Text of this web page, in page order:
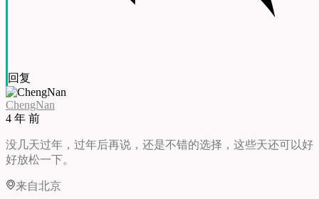
回复
ChengNan
4 年 前
没几天过年，过年后再说，还是不错的选择，这些天还可以好
好放松一下。
来自北京